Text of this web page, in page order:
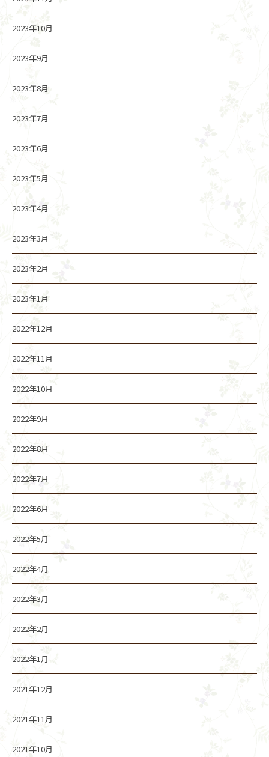
2023年10月
2023年9月
2023年8月
2023年7月
2023年6月
2023年5月
2023年4月
2023年3月
2023年2月
2023年1月
2022年12月
2022年11月
2022年10月
2022年9月
2022年8月
2022年7月
2022年6月
2022年5月
2022年4月
2022年3月
2022年2月
2022年1月
2021年12月
2021年11月
2021年10月